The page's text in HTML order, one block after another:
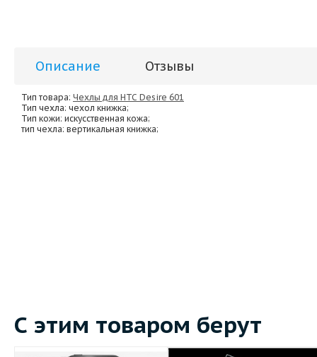
Описание Отзывы
Тип товара: Чехлы для HTC Desire 601
Тип чехла: чехол книжка;
Тип кожи: искусственная кожа;
тип чехла: вертикальная книжка;
С этим товаром берут